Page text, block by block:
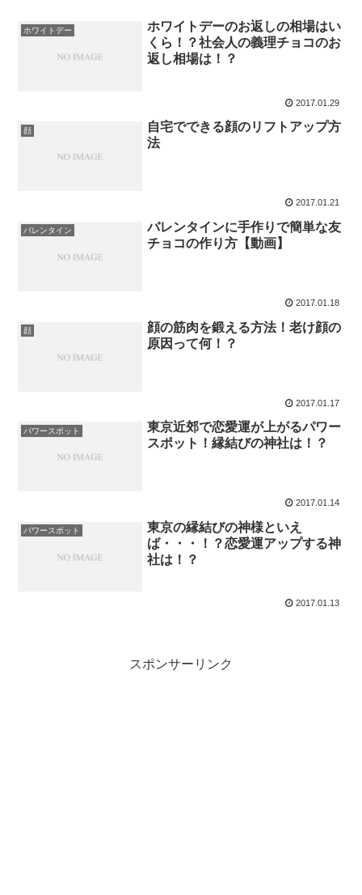
ホワイトデー
ホワイトデーのお返しの相場はい
くら！？社会人の義理チョコのお
返し相場は！？
2017.01.29
顔
自宅でできる顔のリフトアップ方
法
2017.01.21
バレンタイン
バレンタインに手作りで簡単な友
チョコの作り方【動画】
2017.01.18
顔
顔の筋肉を鍛える方法！老け顔の
原因って何！？
2017.01.17
パワースポット
東京近郊で恋愛運が上がるパワー
スポット！縁結びの神社は！？
2017.01.14
パワースポット
東京の縁結びの神様といえ
ば・・・！？恋愛運アップする神
社は！？
2017.01.13
スポンサーリンク